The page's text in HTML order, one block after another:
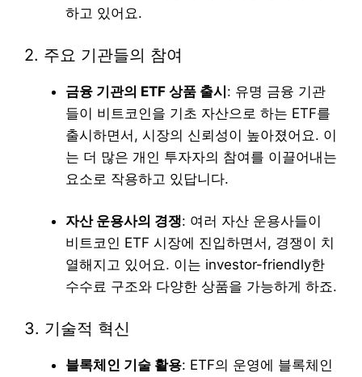
하고 있어요.
2. 주요 기관들의 참여
금융 기관의 ETF 상품 출시: 유명 금융 기관
들이 비트코인을 기초 자산으로 하는 ETF를
출시하면서, 시장의 신뢰성이 높아졌어요. 이
는 더 많은 개인 투자자의 참여를 이끌어내는
요소로 작용하고 있답니다.
자산 운용사의 경쟁: 여러 자산 운용사들이
비트코인 ETF 시장에 진입하면서, 경쟁이 치
열해지고 있어요. 이는 investor-friendly한
수수료 구조와 다양한 상품을 가능하게 하죠.
3. 기술적 혁신
블록체인 기술 활용: ETF의 운영에 블록체인